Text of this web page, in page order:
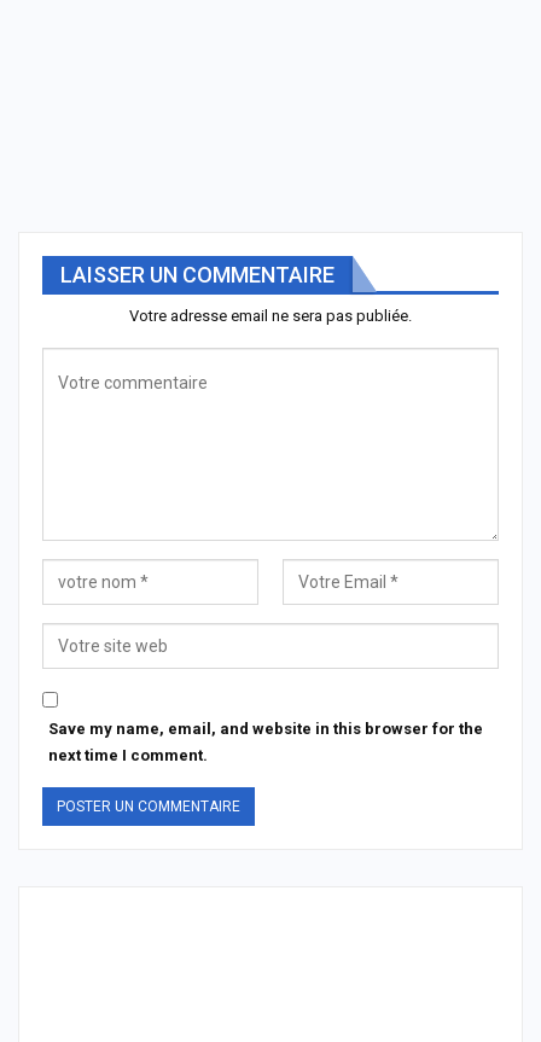
LAISSER UN COMMENTAIRE
Votre adresse email ne sera pas publiée.
Save my name, email, and website in this browser for the
next time I comment.